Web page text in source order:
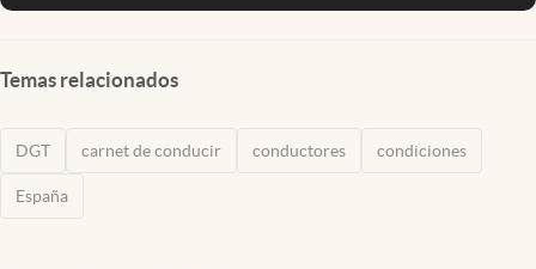
Temas relacionados
DGT carnet de conducir conductores condiciones
España